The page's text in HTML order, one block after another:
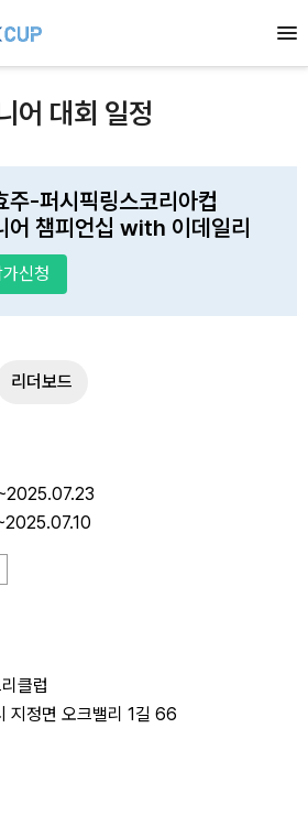
어 대회 일정
주-퍼시픽링스코리아컵
어 챔피언십 with 이데일리
신청
리더보드
클럽
지정면 오크밸리 1길 66